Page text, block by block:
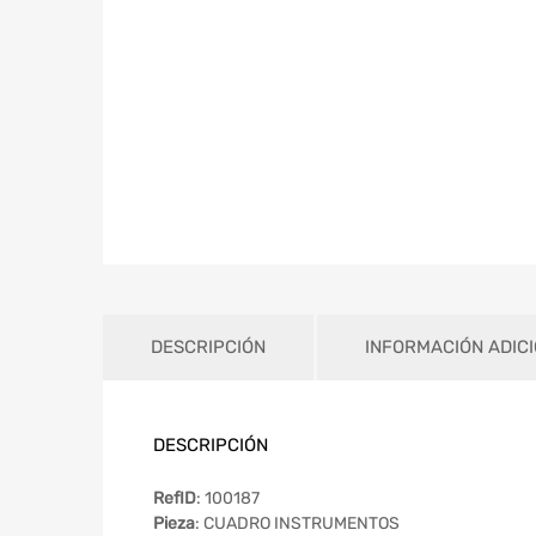
DESCRIPCIÓN INFORMACIÓN
DESCRIPCIÓN
RefID: 100187
Pieza: CUADRO INSTRUMENTOS